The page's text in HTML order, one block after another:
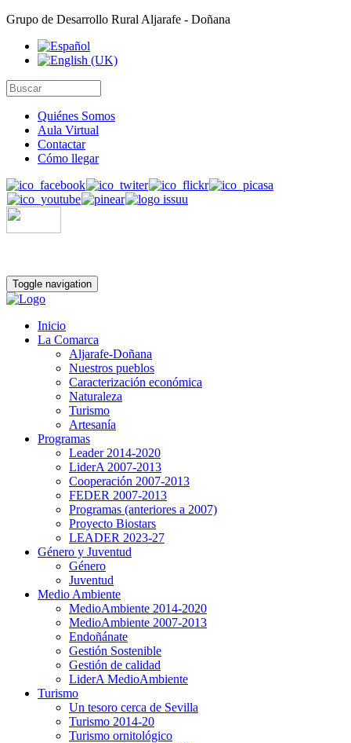
Grupo de Desarrollo Rural Aljarafe - Doñana
Quiénes Somos
Aula Virtual
Contactar
Cómo llegar
Toggle navigation
Inicio
La Comarca
Aljarafe-Doñana
Nuestros pueblos
Caracterización económica
Naturaleza
Turismo
Artesanía
Programas
Leader 2014-2020
LiderA 2007-2013
Cooperación 2007-2013
FEDER 2007-2013
Programas (anteriores a 2007)
Proyecto Biostars
LEADER 2023-27
Género y Juventud
Género
Juventud
Medio Ambiente
MedioAmbiente 2014-2020
MedioAmbiente 2007-2013
Endoñánate
Gestión Sostenible
Gestión de calidad
LiderA MedioAmbiente
Turismo
Un tesoro cerca de Sevilla
Turismo 2014-20
Turismo ornitológico